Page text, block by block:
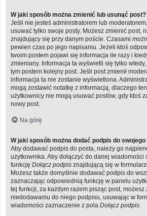
W jaki sposób można zmienić lub usunąć post?
Jeśli nie jesteś administratorem lub
usuwać tylko swoje posty. Możesz zmienić post,
znajdujący się przy danym poście. Czasami
pewien czas po jego napisaniu. Jeżeli ktoś
twoim postem pojawi się informacja ile razy i
zmieniany. Informacja ta wyświetli się tylko
tym postem kolejny post. Jeśli post zmienił
informacja ta nie zostanie wyświetlona.
mogą zostawić notatkę z informacją, dlaczego
użytkownicy nie mogą usuwać postów, gdy ktoś
nowy post.
Na górę
W jaki sposób można dodać podpis do
Aby dodawać podpis do posta, należy go
użytkownika. Aby dołączyć do danej
funkcję Dołącz podpis znajdującą się w
Możesz także domyślnie dodawać podpis do
zaznaczając odpowiednią funkcję w panelu
tej funkcji, za każdym razem pisząc post, możesz
niedodawaniu do niego podpisu, usuwając w
wiadomości zaznaczenie z pola Dołącz podpis